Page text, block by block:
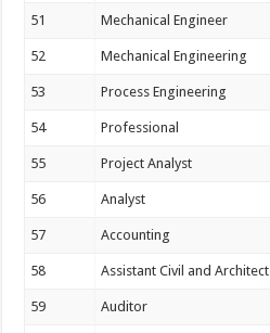
51 Mechanical Engineer
52 Mechanical Engineering
53 Process Engineering
54 Professional
55 Project Analyst
56 Analyst
57 Accounting
58 Assistant Civil and Architect
59 Auditor